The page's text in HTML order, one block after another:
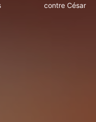
contre César